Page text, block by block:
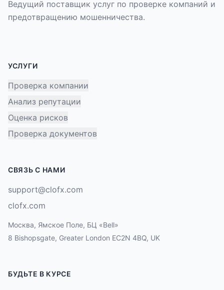
Ведущий поставщик услуг по проверке компаний и
предотвращению мошенничества.
УСЛУГИ
Проверка компании
Анализ репутации
Оценка рисков
Проверка документов
СВЯЗЬ С НАМИ
support@clofx.com
clofx.com
Москва, Ямское Поле, БЦ «Bell»
8 Bishopsgate, Greater London EC2N 4BQ, UK
БУДЬТЕ В КУРСЕ